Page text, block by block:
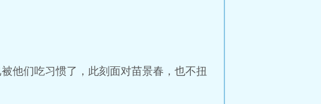
他们吃习惯了，此刻面对苗景春，也不扭